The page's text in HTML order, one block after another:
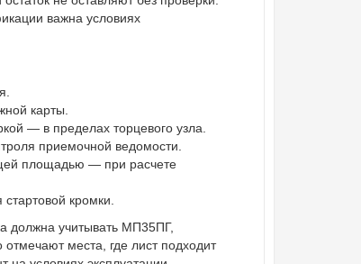
важна условиях
карты.
— в пределах торцевого узла.
приемочной ведомости.
площадью — при расчете
кромки.
должна учитывать МП35ПГ,
места, где лист подходит